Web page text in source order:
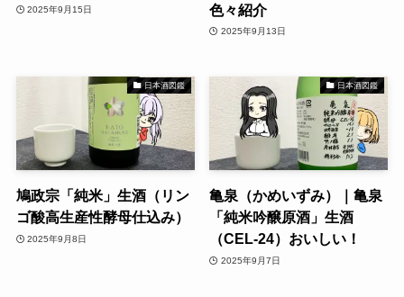
2025年9月15日
色々紹介
2025年9月13日
日本酒図鑑
鳩政宗「純米」生酒（リン
ゴ酸高生産性酵母仕込み）
2025年9月8日
日本酒図鑑
亀泉（かめいずみ）｜亀泉
「純米吟醸原酒」生酒
（CEL-24）おいしい！
2025年9月7日